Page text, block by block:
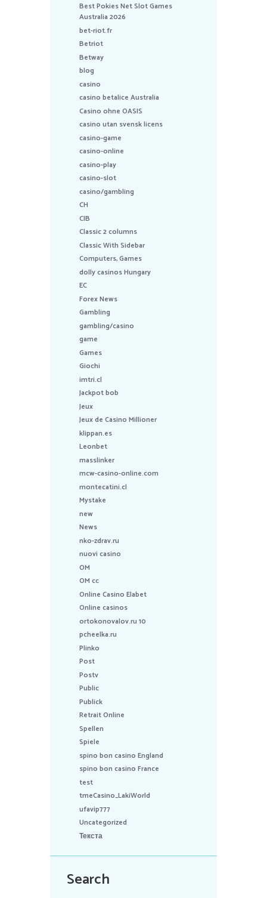
Best Pokies Net Slot Games
Australia 2026
bet-riot.fr
Betriot
Betway
blog
casino
casino betalice Australia
Casino ohne OASIS
casino utan svensk licens
casino-game
casino-online
casino-play
casino-slot
casino/gambling
CH
CIB
Classic 2 columns
Classic With Sidebar
Computers, Games
dolly casinos Hungary
EC
Forex News
Gambling
gambling/casino
game
Games
Giochi
imtri.cl
Jackpot bob
Jeux
Jeux de Casino Millioner
klippan.es
Leonbet
masslinker
mcw-casino-online.com
montecatini.cl
Mystake
new
News
nko-zdrav.ru
nuovi casino
OM
OM cc
Online Casino Elabet
Online casinos
ortokonovalov.ru 10
pcheelka.ru
Plinko
Post
Postv
Public
Publick
Retrait Online
Spellen
Spiele
spino bon casino England
spino bon casino France
test
tmeCasino_LakiWorld
ufavip777
Uncategorized
Текста
Search